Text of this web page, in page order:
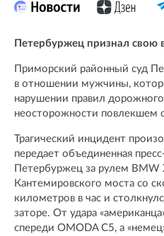
Петербуржец признал свою
Приморский районный суд
в отношении мужчины,
нарушении правил
неосторожности повлекшем
Трагический инцидент
передает объединенная
Петербуржец за рулем BMW
Кантемировского моста со
километров в час и
заторе. От удара
спереди OMODA C5, а